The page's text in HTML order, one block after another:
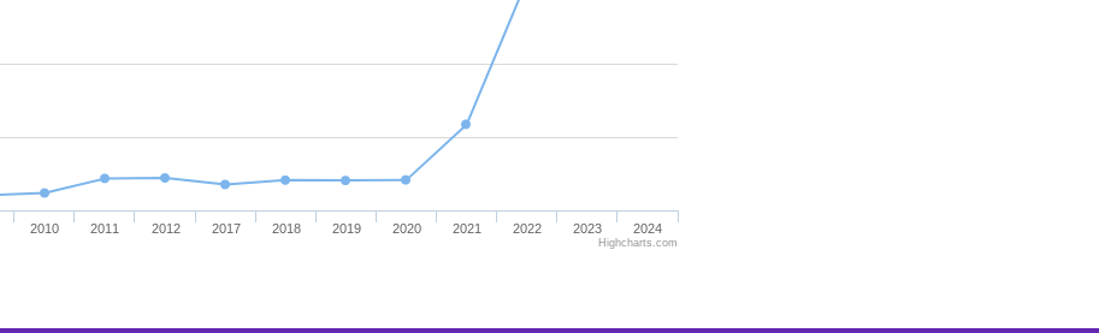
2010 2011 2012 2017 2018 2019 2020 2021 2022 2023 2024
Highcharts.com